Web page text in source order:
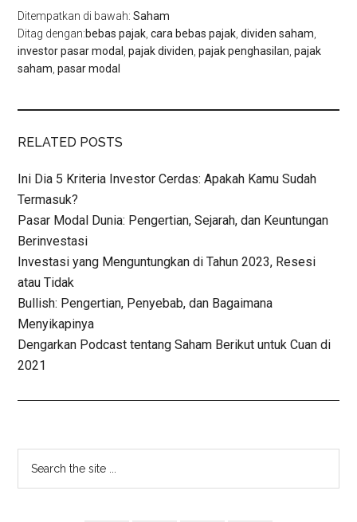
Ditempatkan di bawah:Saham
Ditag dengan:bebas pajak ,cara bebas pajak ,dividen saham
investor pasar modal
,pajak dividen ,pajak penghasilan ,pajak
saham ,pasar modal
RELATED POSTS
Ini Dia 5 Kriteria Investor Cerdas: Apakah Kamu Sudah
Termasuk?
Pasar Modal Dunia: Pengertian, Sejarah, dan Keuntungan
Berinvestasi
Investasi yang Menguntungkan di Tahun 2023, Resesi
atau Tidak
Bullish: Pengertian, Penyebab, dan Bagaimana
Menyikapinya
Dengarkan Podcast tentang Saham Berikut untuk Cuan di
2021